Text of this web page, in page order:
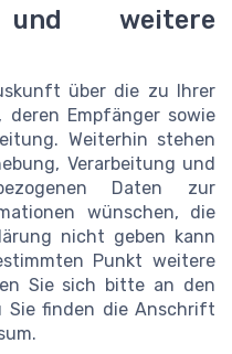
und weitere
über die zu Ihrer
deren Empfänger sowie
Weiterhin stehen
Verarbeitung und
Daten zur
wünschen, die
nicht geben kann
Punkt weitere
Sie sich bitte an den
Sie finden die Anschrift